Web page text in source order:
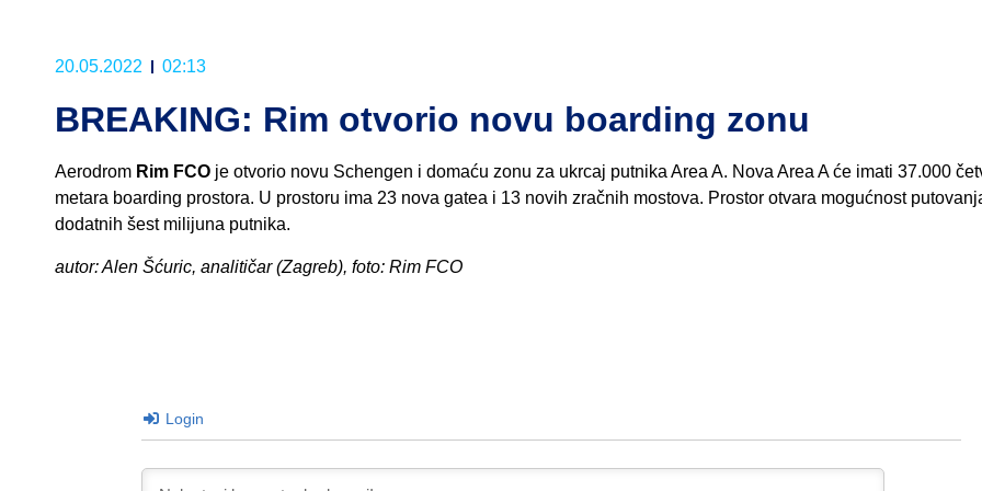
20.05.2022 02:13
BREAKING: Rim otvorio novu boarding zonu
Aerodrom Rim FCO je otvorio novu Schengen i domaću zonu za ukrcaj putnika Area A. Nova Area A će imati 37.000
metara boarding prostora. U prostoru ima 23 nova gatea i 13 novih zračnih mostova. Prostor otvara mogućnost
dodatnih šest milijuna putnika.
autor: Alen Šćuric, analitičar (Zagreb), foto: Rim FCO
Login